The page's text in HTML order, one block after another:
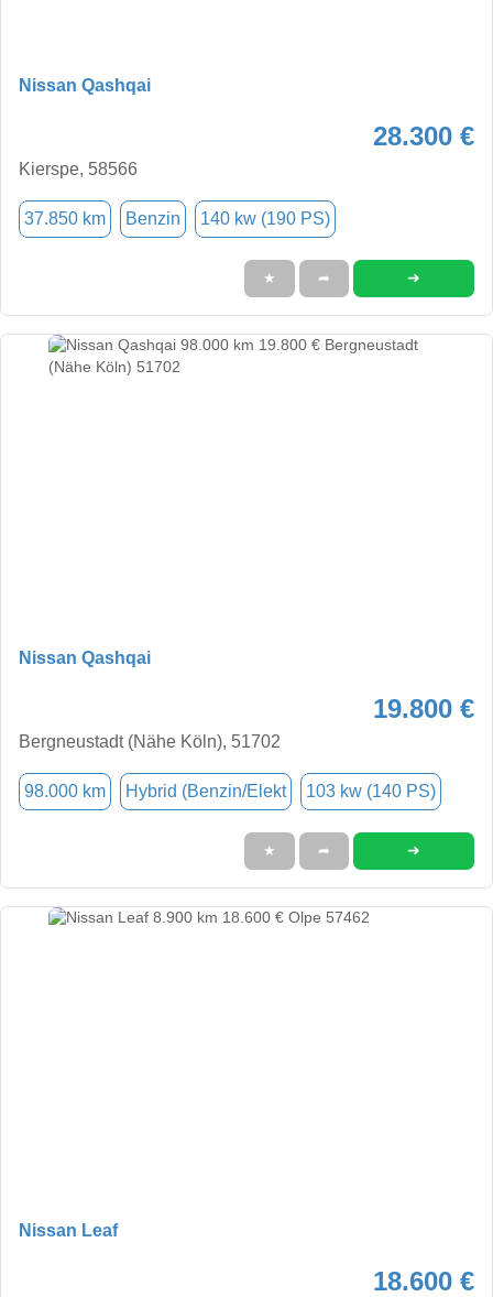
Nissan Qashqai
28.300 €
Kierspe, 58566
37.850 km Benzin 140 kw (190 PS)
★ ➦ ➜
Nissan Qashqai
19.800 €
Bergneustadt (Nähe Köln), 51702
98.000 km Hybrid (Benzin/Elekt 103 kw (140 PS)
★ ➦ ➜
Nissan Leaf
18.600 €